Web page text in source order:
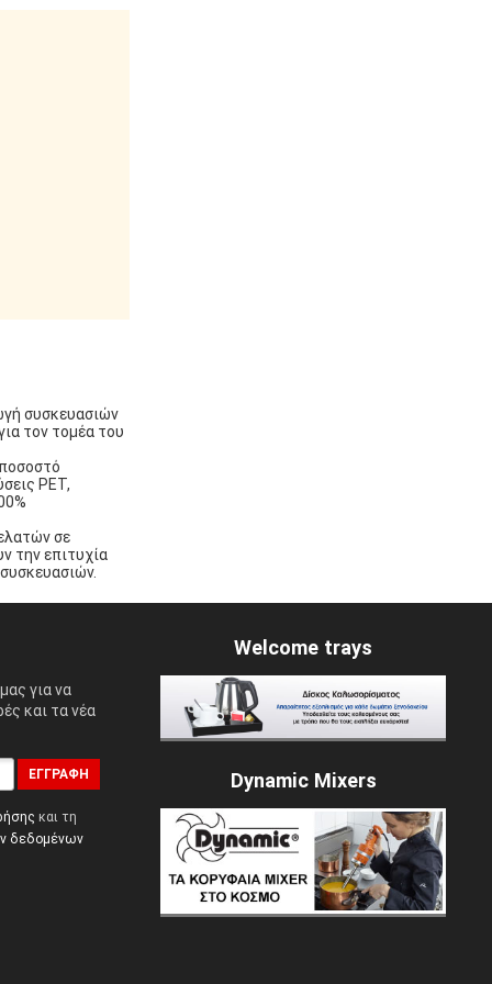
συσκευασιών
τον τομέα του
PET,
σε
την επιτυχία
για να
και τα νέα
ΕΓΓΡΑΦΉ
και τη
δεδομένων
Welcome trays
Dynamic Mixers